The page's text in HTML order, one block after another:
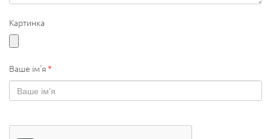
Картинка
Ваше ім'я*